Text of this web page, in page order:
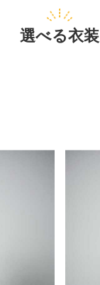
選べる衣装